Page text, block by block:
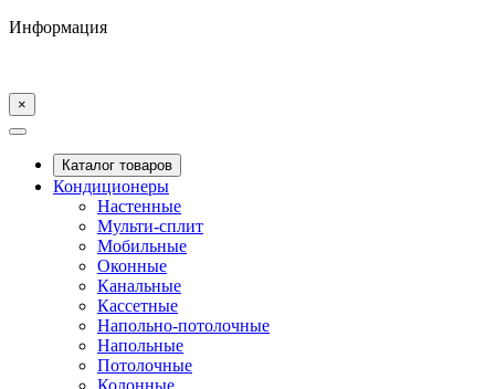
Информация
×
Каталог товаров
Кондиционеры
Настенные
Мульти-сплит
Мобильные
Оконные
Канальные
Кассетные
Напольно-потолочные
Напольные
Потолочные
Колонные